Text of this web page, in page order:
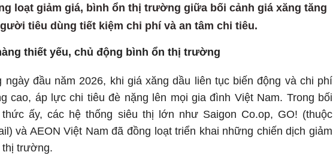
loạt giảm giá, bình ổn thị trường giữa bối cảnh giá xăng tăng
tiêu dùng tiết kiệm chi phí và an tâm chi tiêu.
thiết yếu, chủ động bình ổn thị trường
ngày đầu năm 2026, khi giá xăng dầu liên tục biến động và chi phí
cao, áp lực chi tiêu đè nặng lên mọi gia đình Việt Nam. Trong bối
ấy, các hệ thống siêu thị lớn như Saigon Co.op, GO! (thuộc
và AEON Việt Nam đã đồng loạt triển khai những chiến dịch giảm
thị trường.